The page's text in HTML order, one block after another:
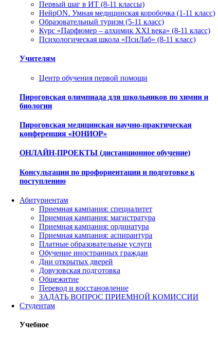
Первый шаг в ИТ (8-11 классы)
НейрON. Умная медицинская коробочка (1-11 класс)
Образовательный туризм (5-11 класс)
Курс «Парфюмер – алхимик XXI века» (8-11 класс)
Психологическая школа «ПсиЛаб» (8-11 класс)
Учителям
Центр обучения первой помощи
Пироговская олимпиада для школьников по химии и
биологии
Пироговская медицинская научно-практическая
конференция «ЮНИОР»
ОНЛАЙН-ПРОЕКТЫ (дистанционное обучение)
Консультации по профориентации и подготовке к
поступлению
Абитуриентам
Приемная кампания: специалитет
Приемная кампания: магистратура
Приемная кампания: ординатура
Приемная кампания: аспирантура
Платные образовательные услуги
Обучение иностранных граждан
Дни открытых дверей
Довузовская подготовка
Общежитие
Перевод и восстановление
ЗАДАТЬ ВОПРОС ПРИЕМНОЙ КОМИССИИ
Студентам
Учебное